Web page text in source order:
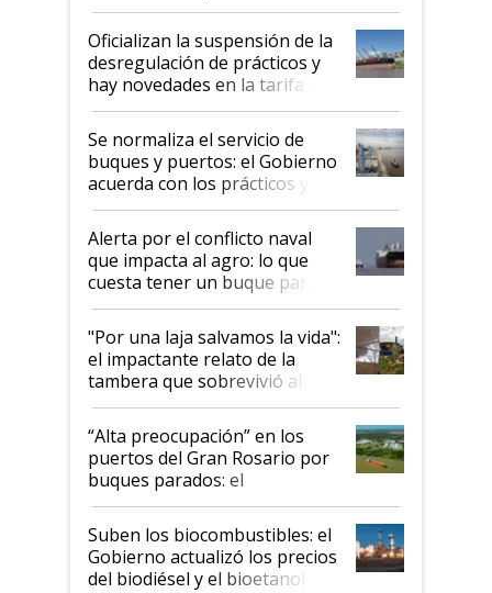
Oficializan la suspensión de la
desregulación de prácticos y
hay novedades en la tarifa de
la hidrovía
Se normaliza el servicio de
buques y puertos: el Gobierno
acuerda con los prácticos y
suspende el decreto de
desregulación
Alerta por el conflicto naval
que impacta al agro: lo que
cuesta tener un buque parado
y el peligro de que Argentina
pase a ser "país sucio"
"Por una laja salvamos la vida":
el impactante relato de la
tambera que sobrevivió al
tornado
“Alta preocupación” en los
puertos del Gran Rosario por
buques parados: el
funcionamiento de las
exportadoras en tensión tras
la medida de fuerza de los
prácticos
Suben los biocombustibles: el
Gobierno actualizó los precios
del biodiésel y el bioetanol